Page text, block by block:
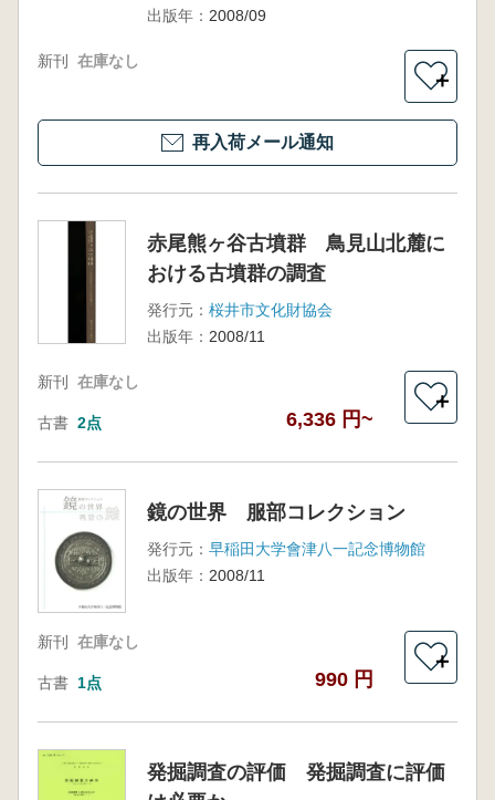
出版年： 2008/09
新刊 在庫なし
＋
再入荷メール通知
赤尾熊ヶ谷古墳群 鳥見山北麓に
おける古墳群の調査
発行元： 桜井市文化財協会
出版年： 2008/11
新刊 在庫なし
古書 2点 6,336 円~
＋
鏡の世界 服部コレクション
発行元： 早稲田大学會津八一記念博物館
出版年： 2008/11
新刊 在庫なし
古書 1点 990 円
＋
発掘調査の評価 発掘調査に評価